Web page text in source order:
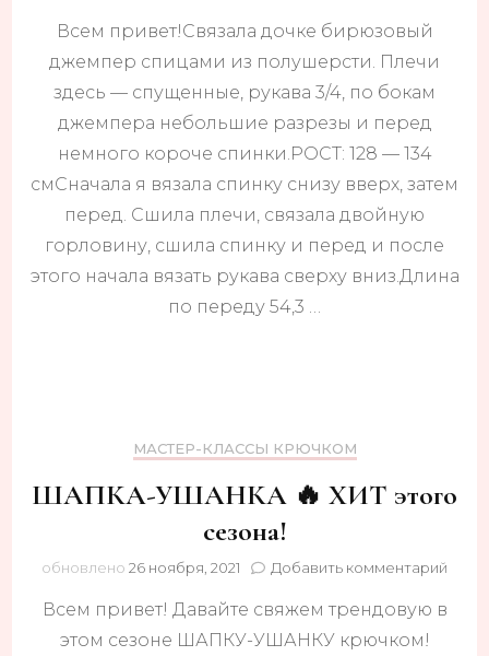
Всем привет!Связала дочке бирюзовый
джемпер спицами из полушерсти. Плечи
здесь — спущенные, рукава 3/4, по бокам
джемпера небольшие разрезы и перед
немного короче спинки.РОСТ: 128 — 134
смСначала я вязала спинку снизу вверх, затем
перед. Сшила плечи, связала двойную
горловину, сшила спинку и перед и после
этого начала вязать рукава сверху вниз.Длина
по переду 54,3 …
МАСТЕР-КЛАССЫ КРЮЧКОМ
ШАПКА-УШАНКА 🔥 ХИТ этого
сезона!
обновлено 26 ноября, 2021 Добавить комментарий
Всем привет! Давайте свяжем трендовую в
этом сезоне ШАПКУ-УШАНКУ крючком!